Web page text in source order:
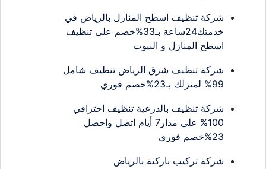
شركة تنظيف اسطح المنازل بالرياض في
خدمتك24ساعة بـ33%خصم على تنظيف
اسطح المنازل و البيوت
شركة تنظيف شرق الرياض تنظيف شامل
99% لمنزلك بـ23%خصم فوري
شركة تنظيف بالدرعية تنظيف احترافي
100% على مدار7 أيام اتصل واحصل
23%خصم فوري
شركة تركيب باركية بالرياض